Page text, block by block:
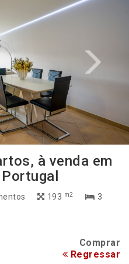
à venda em
193 m2
3
Comprar
Regressar